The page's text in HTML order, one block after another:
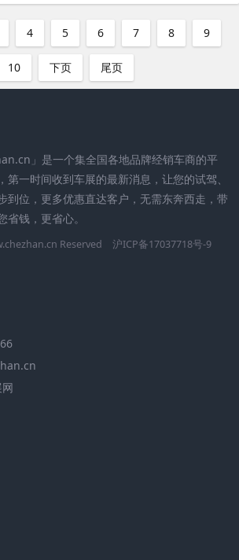
4 5 6 7 8 9
10 下页 尾页
」是一个集全国各地品牌经销车商的平
第一时间收到车展的最新消息，让您的试驾、
到位，更多优惠直达客户，无需东奔西走，带
省钱，更省心。
Reserved 沪ICP备17037718号-9